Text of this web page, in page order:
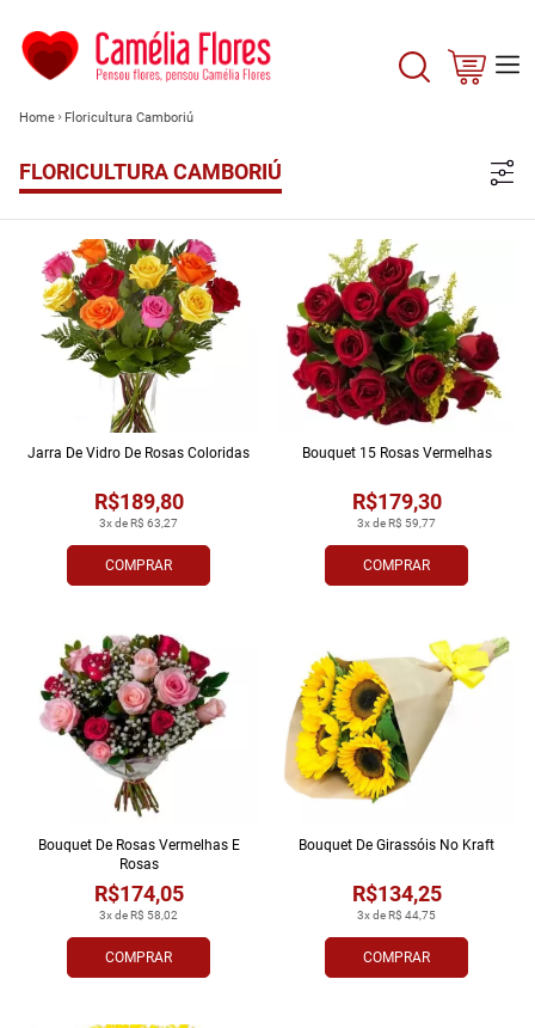
Home Floricultura Camboriú
FLORICULTURA CAMBORIÚ
COMPRAR
3x de R$ 63,27
R$189,80
Jarra De Vidro De Rosas Coloridas
COMPRAR
3x de R$ 59,77
R$179,30
Bouquet 15 Rosas Vermelhas
COMPRAR
3x de R$ 58,02
R$174,05
Bouquet De Rosas Vermelhas E
Rosas
COMPRAR
3x de R$ 44,75
R$134,25
Bouquet De Girassóis No Kraft